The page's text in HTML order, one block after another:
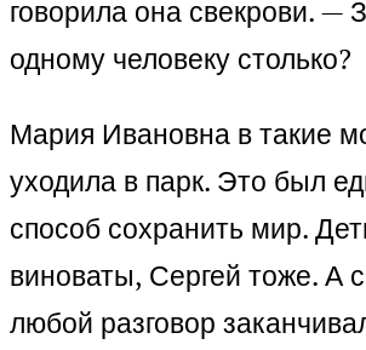
говорила она свекрови. —
одному человеку столько?
Мария Ивановна в такие
уходила в парк. Это был
способ сохранить мир.
виноваты, Сергей тоже. А
любой разговор